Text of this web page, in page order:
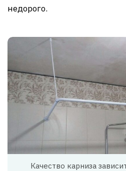
недорого.
Качество карниза